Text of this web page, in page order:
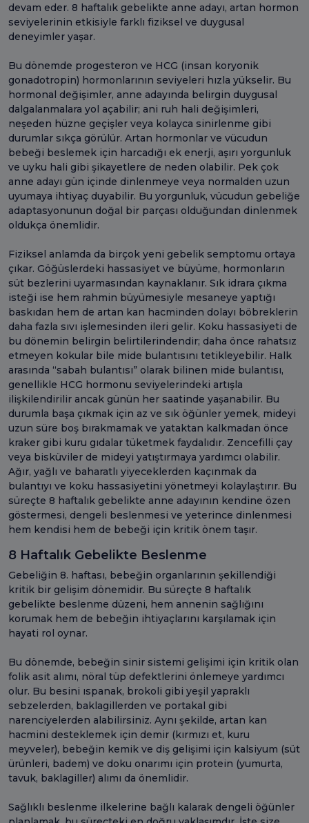
devam eder. 8 haftalık gebelikte anne adayı, artan hormon
seviyelerinin etkisiyle farklı fiziksel ve duygusal
deneyimler yaşar.
Bu dönemde progesteron ve HCG (insan koryonik
gonadotropin) hormonlarının seviyeleri hızla yükselir. Bu
hormonal değişimler, anne adayında belirgin duygusal
dalgalanmalara yol açabilir; ani ruh hali değişimleri,
neşeden hüzne geçişler veya kolayca sinirlenme gibi
durumlar sıkça görülür. Artan hormonlar ve vücudun
bebeği beslemek için harcadığı ek enerji, aşırı yorgunluk
ve uyku hali gibi şikayetlere de neden olabilir. Pek çok
anne adayı gün içinde dinlenmeye veya normalden uzun
uyumaya ihtiyaç duyabilir. Bu yorgunluk, vücudun gebeliğe
adaptasyonunun doğal bir parçası olduğundan dinlenmek
oldukça önemlidir.
Fiziksel anlamda da birçok yeni gebelik semptomu ortaya
çıkar. Göğüslerdeki hassasiyet ve büyüme, hormonların
süt bezlerini uyarmasından kaynaklanır. Sık idrara çıkma
isteği ise hem rahmin büyümesiyle mesaneye yaptığı
baskıdan hem de artan kan hacminden dolayı böbreklerin
daha fazla sıvı işlemesinden ileri gelir. Koku hassasiyeti de
bu dönemin belirgin belirtilerindendir; daha önce rahatsız
etmeyen kokular bile mide bulantısını tetikleyebilir. Halk
arasında “sabah bulantısı” olarak bilinen mide bulantısı,
genellikle HCG hormonu seviyelerindeki artışla
ilişkilendirilir ancak günün her saatinde yaşanabilir. Bu
durumla başa çıkmak için az ve sık öğünler yemek, mideyi
uzun süre boş bırakmamak ve yataktan kalkmadan önce
kraker gibi kuru gıdalar tüketmek faydalıdır. Zencefilli çay
veya bisküviler de mideyi yatıştırmaya yardımcı olabilir.
Ağır, yağlı ve baharatlı yiyeceklerden kaçınmak da
bulantıyı ve koku hassasiyetini yönetmeyi kolaylaştırır. Bu
süreçte 8 haftalık gebelikte anne adayının kendine özen
göstermesi, dengeli beslenmesi ve yeterince dinlenmesi
hem kendisi hem de bebeği için kritik önem taşır.
8 Haftalık Gebelikte Beslenme
Gebeliğin 8. haftası, bebeğin organlarının şekillendiği
kritik bir gelişim dönemidir. Bu süreçte 8 haftalık
gebelikte beslenme düzeni, hem annenin sağlığını
korumak hem de bebeğin ihtiyaçlarını karşılamak için
hayati rol oynar.
Bu dönemde, bebeğin sinir sistemi gelişimi için kritik olan
folik asit alımı, nöral tüp defektlerini önlemeye yardımcı
olur. Bu besini ıspanak, brokoli gibi yeşil yapraklı
sebzelerden, baklagillerden ve portakal gibi
narenciyelerden alabilirsiniz. Aynı şekilde, artan kan
hacmini desteklemek için demir (kırmızı et, kuru
meyveler), bebeğin kemik ve diş gelişimi için kalsiyum (süt
ürünleri, badem) ve doku onarımı için protein (yumurta,
tavuk, baklagiller) alımı da önemlidir.
Sağlıklı beslenme ilkelerine bağlı kalarak dengeli öğünler